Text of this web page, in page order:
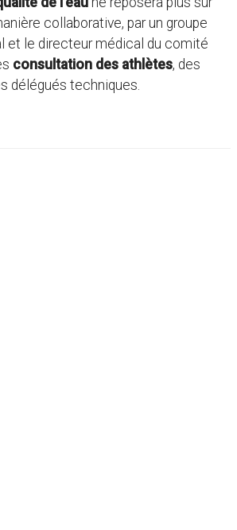
collaborative, par un groupe
et le directeur médical du comité
consultation des athlètes, des
délégués techniques.